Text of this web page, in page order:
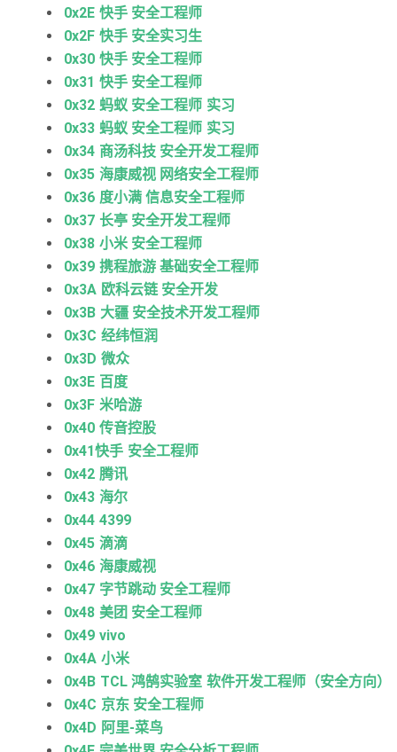
0x2E 快手 安全工程师
0x2F 快手 安全实习生
0x30 快手 安全工程师
0x31 快手 安全工程师
0x32 蚂蚁 安全工程师 实习
0x33 蚂蚁 安全工程师 实习
0x34 商汤科技 安全开发工程师
0x35 海康威视 网络安全工程师
0x36 度小满 信息安全工程师
0x37 长亭 安全开发工程师
0x38 小米 安全工程师
0x39 携程旅游 基础安全工程师
0x3A 欧科云链 安全开发
0x3B 大疆 安全技术开发工程师
0x3C 经纬恒润
0x3D 微众
0x3E 百度
0x3F 米哈游
0x40 传音控股
0x41快手 安全工程师
0x42 腾讯
0x43 海尔
0x44 4399
0x45 滴滴
0x46 海康威视
0x47 字节跳动 安全工程师
0x48 美团 安全工程师
0x49 vivo
0x4A 小米
0x4B TCL 鸿鹄实验室 软件开发工程师（安全方向）
0x4C 京东 安全工程师
0x4D 阿里-菜鸟